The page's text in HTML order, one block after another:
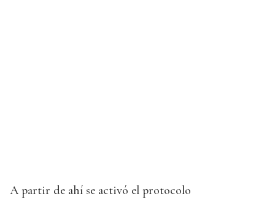
A partir de ahí se activó el protocolo